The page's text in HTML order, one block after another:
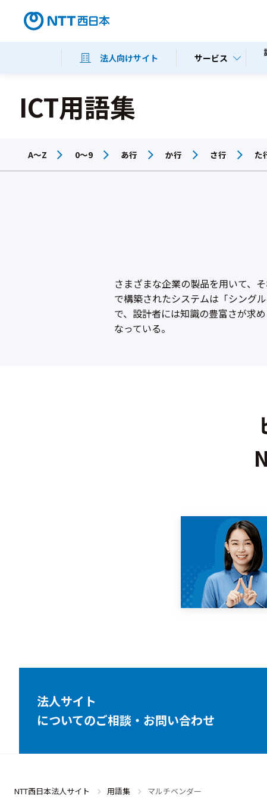
法人向けサイト サービス
ICT用語集
A～Z 0～9 あ行 か行 さ行 た
さまざまな企業の製品を用いて、
で構築されたシステムは「シング
で、設計者には知識の豊富さが求
なっている。
法人サイト
についてのご相談・お問い合わせ
NTT西日本法人サイト 用語集 マルチベンダー